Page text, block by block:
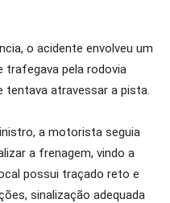
o acidente envolveu um
trafegava pela rodovia
tentava atravessar a pista.
a motorista seguia
a frenagem, vindo a
possui traçado reto e
sinalização adequada